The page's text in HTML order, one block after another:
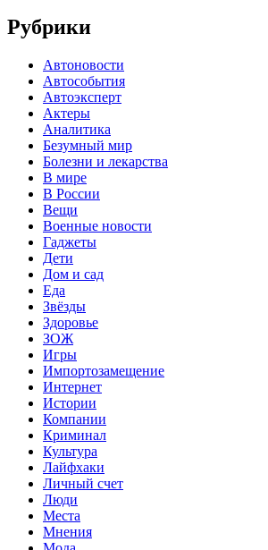
Рубрики
Автоновости
Автособытия
Автоэксперт
Актеры
Аналитика
Безумный мир
Болезни и лекарства
В мире
В России
Вещи
Военные новости
Гаджеты
Дети
Дом и сад
Еда
Звёзды
Здоровье
ЗОЖ
Игры
Импортозамещение
Интернет
Истории
Компании
Криминал
Культура
Лайфхаки
Личный счет
Люди
Места
Мнения